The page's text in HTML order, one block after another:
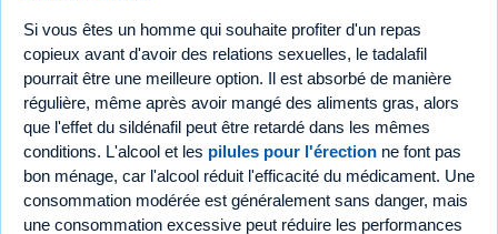
Si vous êtes un homme qui souhaite profiter d'un repas
copieux avant d'avoir des relations sexuelles, le tadalafil
pourrait être une meilleure option. Il est absorbé de manière
régulière, même après avoir mangé des aliments gras, alors
que l'effet du sildénafil peut être retardé dans les mêmes
conditions. L'alcool et les pilules pour l'érection ne font pas
bon ménage, car l'alcool réduit l'efficacité du médicament. Une
consommation modérée est généralement sans danger, mais
une consommation excessive peut réduire les performances